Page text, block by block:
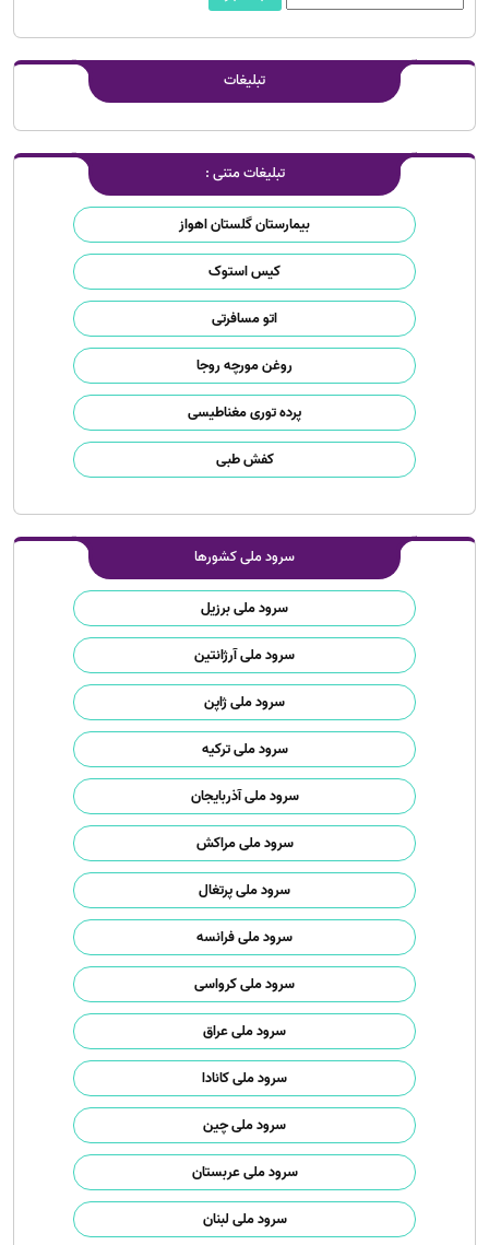
تبلیغات
تبلیغات متنی :
بیمارستان گلستان اهواز
کیس استوک
اتو مسافرتی
روغن مورچه روجا
پرده توری مغناطیسی
کفش طبی
سرود ملی کشورها
سرود ملی برزیل
سرود ملی آرژانتین
سرود ملی ژاپن
سرود ملی ترکیه
سرود ملی آذربایجان
سرود ملی مراکش
سرود ملی پرتغال
سرود ملی فرانسه
سرود ملی کرواسی
سرود ملی عراق
سرود ملی کانادا
سرود ملی چین
سرود ملی عربستان
سرود ملی لبنان